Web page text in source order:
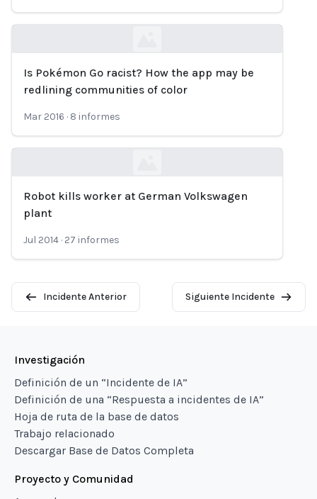
Loading...
Is Pokémon Go racist? How the app may be
redlining communities of color
Mar 2016 · 8 informes
Loading...
Robot kills worker at German Volkswagen
plant
Jul 2014 · 27 informes
Incidente Anterior Siguiente Incidente
Investigación
Definición de un “Incidente de IA”
Definición de una “Respuesta a incidentes de IA”
Hoja de ruta de la base de datos
Trabajo relacionado
Descargar Base de Datos Completa
Proyecto y Comunidad